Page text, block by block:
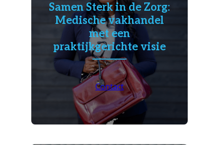
Samen Sterk in de Zorg:
Medische vakhandel
met een
praktijkgerichte visie
Contact